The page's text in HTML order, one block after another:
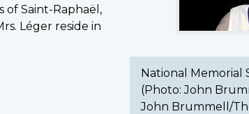
Brummell/The
Stittsville
News)
National Memorial
(Photo: John
John Brummell/
of Saint-Raphaël,
Léger reside in